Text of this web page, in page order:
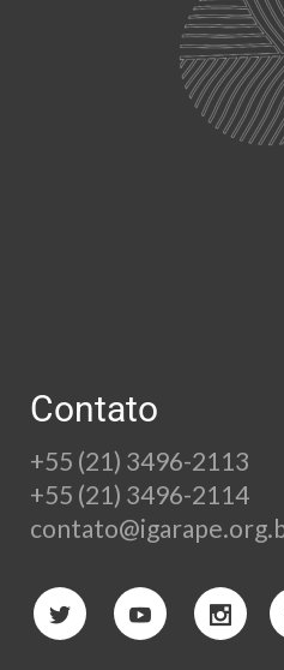
Contato
+55 (21) 3496-2113
+55 (21) 3496-2114